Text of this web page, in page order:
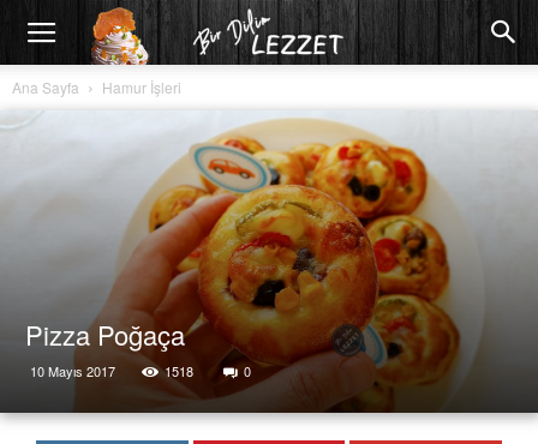
Ana Sayfa Hamur İşleri
Pizza Poğaça
10 Mayıs 2017 1518 0